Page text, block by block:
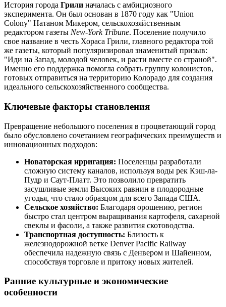
История города Грили началась с амбициозного
эксперимента. Он был основан в 1870 году как "Union
Colony" Натаном Микером, сельскохозяйственным
редактором газеты New-York Tribune. Поселение получило
свое название в честь Хораса Грили, главного редактора той
же газеты, который популяризировал знаменитый призыв:
"Иди на Запад, молодой человек, и расти вместе со страной".
Именно его поддержка помогла собрать группу колонистов,
готовых отправиться на территорию Колорадо для создания
идеального сельскохозяйственного сообщества.
Ключевые факторы становления
Превращение небольшого поселения в процветающий город
было обусловлено сочетанием географических преимуществ и
инновационных подходов:
Новаторская ирригация: Поселенцы разработали
сложную систему каналов, используя воды рек Кэш-ла-
Пудр и Саут-Платт. Это позволило превратить
засушливые земли Высоких равнин в плодородные
угодья, что стало образцом для всего Запада США.
Сельское хозяйство: Благодаря орошению, регион
быстро стал центром выращивания картофеля, сахарной
свеклы и фасоли, а также развития скотоводства.
Транспортная доступность: Близость к
железнодорожной ветке Denver Pacific Railway
обеспечила надежную связь с Денвером и Шайенном,
способствуя торговле и притоку новых жителей.
Ранние культурные и экономические
особенности